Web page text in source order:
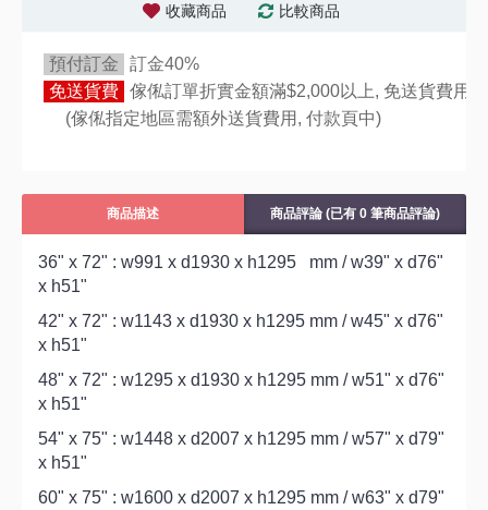
收藏商品 比較商品
預付訂金
訂金40%
免送貨費 傢俬訂單折實金額滿$2,000以上, 免送貨費用,
(傢俬指定地區需額外送貨費用, 付款頁中)
商品描述 商品評論 (已有 0 筆商品評論)
36" x 72" : w991 x d1930 x h1295 mm / w39" x d76"
x h51"
42" x 72" : w1143 x d1930 x h1295 mm / w45" x d76"
x h51"
48" x 72" : w1295 x d1930 x h1295 mm / w51" x d76"
x h51"
54" x 75" : w1448 x d2007 x h1295 mm / w57" x d79"
x h51"
60" x 75" : w1600 x d2007 x h1295 mm / w63" x d79"